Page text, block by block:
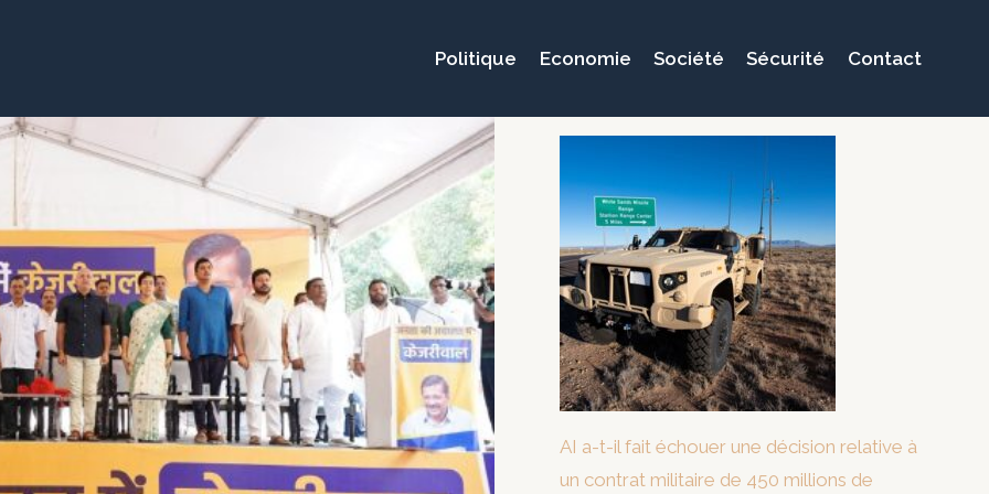
Politique Economie Société Sécurité Contact
AI a-t-il fait échouer une décision relative à
un contrat militaire de 450 millions de